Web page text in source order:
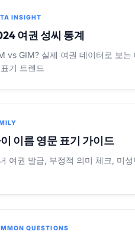
INSIGHT
여권 성씨 통계
vs GIM? 실제 여권 데이터로 보는
기 트렌드
이름 영문 표기 가이드
여권 발급, 부정적 의미 체크, 미
QUESTIONS